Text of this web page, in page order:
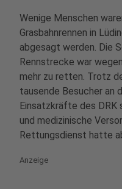
Wenige Menschen
Grasbahnrennen in
abgesagt werden. Die
Rennstrecke war
mehr zu retten. Trotz
tausende Besucher an
Einsatzkräfte des DRK
und medizinische
Rettungsdienst hatte
Anzeige